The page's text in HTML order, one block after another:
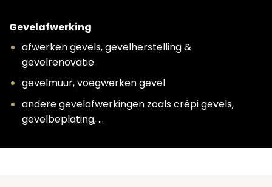
Gevelafwerking
afwerken gevels, gevelherstelling &
gevelrenovatie
gevelmuur, voegwerken gevel
andere gevelafwerkingen zoals crépi gevels,
gevelbeplating, …